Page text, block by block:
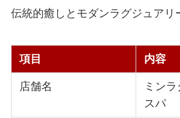
伝統的癒しとモダンラグジュアリ
項目 内容
店舗名
ミン
スパ